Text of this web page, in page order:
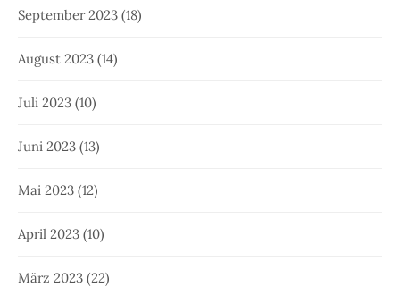
September 2023 (18)
August 2023 (14)
Juli 2023 (10)
Juni 2023 (13)
Mai 2023 (12)
April 2023 (10)
März 2023 (22)